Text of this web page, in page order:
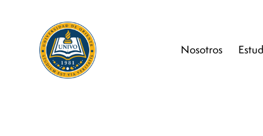
Nosotros